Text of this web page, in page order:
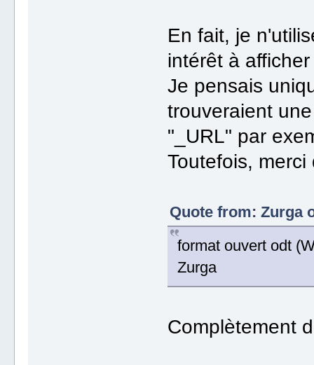
En fait, je
intérêt à
Je pensais
trouveraient
"_URL" par
Toutefois,
Quote from: Zurga
format ouvert odt
Zurga
Complètement